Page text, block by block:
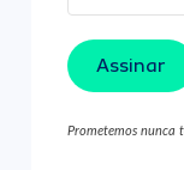
Assinar
Prometemos nunca